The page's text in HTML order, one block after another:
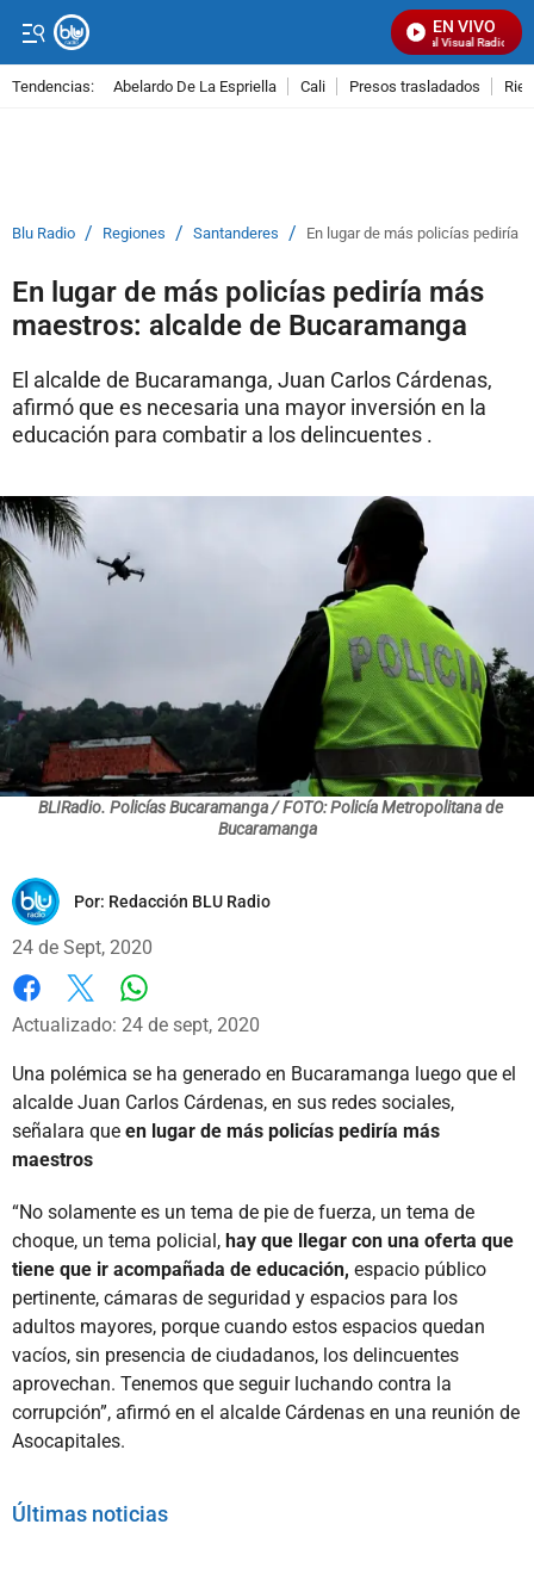
EN VIVO
Señal Visual Radio
Tendencias: Abelardo De La Espriella Cali Presos trasladados
Blu Radio / Regiones / Santanderes / En lugar de más policías pediría
En lugar de más policías pediría más
maestros: alcalde de Bucaramanga
El alcalde de Bucaramanga, Juan Carlos Cárdenas,
afirmó que es necesaria una mayor inversión en la
educación para combatir a los delincuentes .
BLIRadio. Policías Bucaramanga / FOTO: Policía Metropolitana de
Bucaramanga
Por: Redacción BLU Radio
24 de Sept, 2020
Facebook
X
Actualizado: 24 de sept, 2020
Una polémica se ha generado en Bucaramanga luego que el
alcalde Juan Carlos Cárdenas, en sus redes sociales,
señalara que en lugar de más policías pediría más
maestros
“No solamente es un tema de pie de fuerza, un tema de
choque, un tema policial, hay que llegar con una oferta que
tiene que ir acompañada de educación, espacio público
pertinente, cámaras de seguridad y espacios para los
adultos mayores, porque cuando estos espacios quedan
vacíos, sin presencia de ciudadanos, los delincuentes
aprovechan. Tenemos que seguir luchando contra la
corrupción”, afirmó en el alcalde Cárdenas en una reunión de
Asocapitales.
Últimas noticias